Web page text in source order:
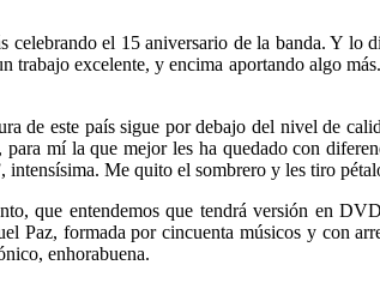
celebrando el 15 aniversario de la banda. Y
trabajo excelente, y encima aportando algo
de este país sigue por debajo del nivel de
mí la que mejor les ha quedado con
Me quito el sombrero y les tiro
que entendemos que tendrá versión en
Paz, formada por cincuenta músicos y con
enhorabuena.